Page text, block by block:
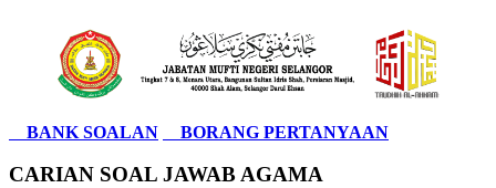
BANK SOALAN BORANG PERTANYAAN
CARIAN SOAL JAWAB AGAMA